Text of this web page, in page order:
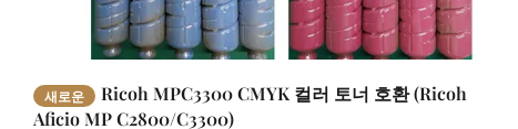
새로운
Ricoh MPC3300 CMYK 컬러 토너 호환 (Ricoh
Aficio MP C2800/C3300)